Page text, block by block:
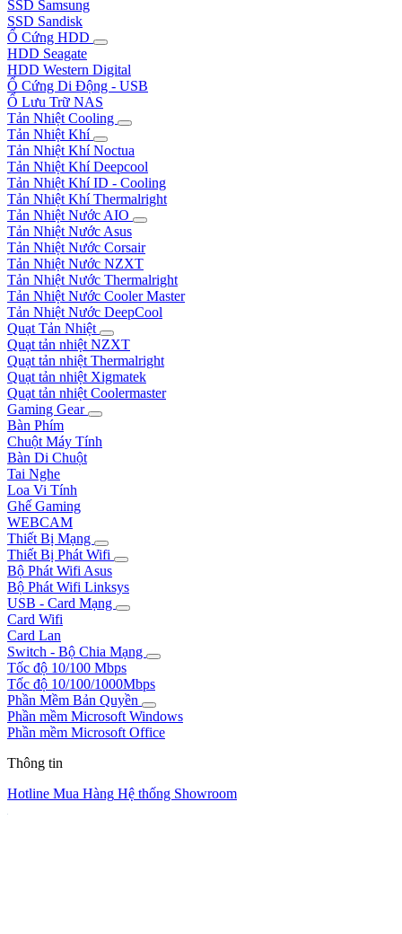
SSD Samsung
SSD Sandisk
Ổ Cứng HDD
HDD Seagate
HDD Western Digital
Ổ Cứng Di Động - USB
Ổ Lưu Trữ NAS
Tản Nhiệt Cooling
Tản Nhiệt Khí
Tản Nhiệt Khí Noctua
Tản Nhiệt Khí Deepcool
Tản Nhiệt Khí ID - Cooling
Tản Nhiệt Khí Thermalright
Tản Nhiệt Nước AIO
Tản Nhiệt Nước Asus
Tản Nhiệt Nước Corsair
Tản Nhiệt Nước NZXT
Tản Nhiệt Nước Thermalright
Tản Nhiệt Nước Cooler Master
Tản Nhiệt Nước DeepCool
Quạt Tản Nhiệt
Quạt tản nhiệt NZXT
Quạt tản nhiệt Thermalright
Quạt tản nhiệt Xigmatek
Quạt tản nhiệt Coolermaster
Gaming Gear
Bàn Phím
Chuột Máy Tính
Bàn Di Chuột
Tai Nghe
Loa Vi Tính
Ghế Gaming
WEBCAM
Thiết Bị Mạng
Thiết Bị Phát Wifi
Bộ Phát Wifi Asus
Bộ Phát Wifi Linksys
USB - Card Mạng
Card Wifi
Card Lan
Switch - Bộ Chia Mạng
Tốc độ 10/100 Mbps
Tốc độ 10/100/1000Mbps
Phần Mềm Bản Quyền
Phần mềm Microsoft Windows
Phần mềm Microsoft Office
Thông tin
Hotline Mua Hàng Hệ thống Showroom